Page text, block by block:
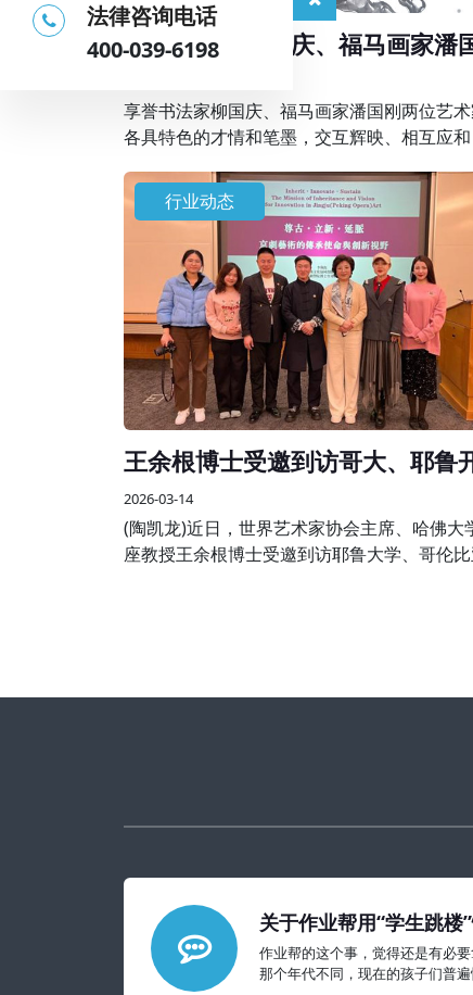
享誉书法家柳国庆、福马画家潘
享誉书法家柳国庆、福马画家潘国刚两位艺
各具特色的才情和笔墨，交互辉映、相互应和
地人和、美好祥和生活的祈愿，抒发新时代
气神”。
行业动态
王余根博士受邀到访哥大、耶鲁
艺术学术交流
2026-03-14
(陶凯龙)近日，世界艺术家协会主席、哈佛大
座教授王余根博士受邀到访耶鲁大学、哥伦比
关于作业帮用“学生跳楼
的教育警示
作业帮的这个事，觉得还是有必
那个年代不同，现在的孩子们普
法律咨询电话
400-039-6198